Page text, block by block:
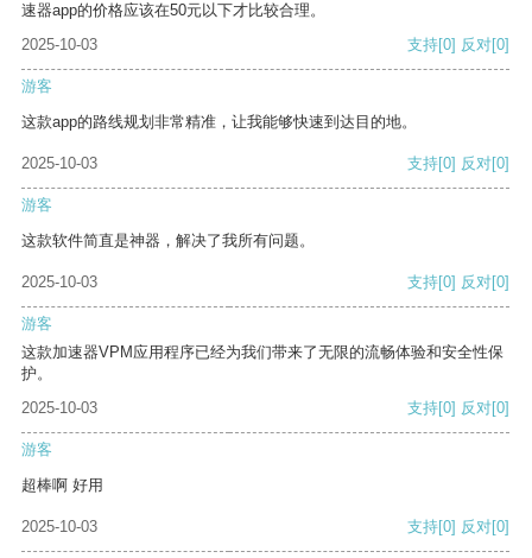
速器app的价格应该在50元以下才比较合理。
2025-10-03
支持[0] 反对[0]
游客
这款app的路线规划非常精准，让我能够快速到达目的地。
2025-10-03 支持[0] 反对[0]
游客
这款软件简直是神器，解决了我所有问题。
2025-10-03 支持[0] 反对[0]
游客
这款加速器VPM应用程序已经为我们带来了无限的流畅体验和安全性保
护。
2025-10-03
支持[0] 反对[0]
游客
超棒啊 好用
2025-10-03 支持[0] 反对[0]